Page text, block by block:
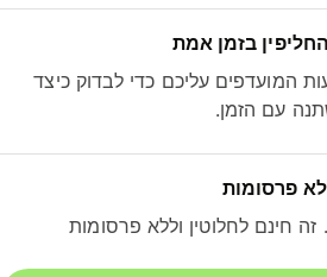
בזמן אמת
עליכם כדי לבדוק כיצד
עם הזמן.
פרסומות
חינם לחלוטין וללא פרסומות